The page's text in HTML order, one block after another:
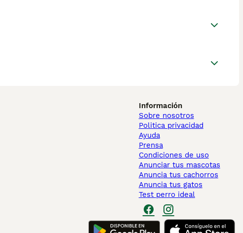
Información
Sobre nosotros
Politica privacidad
Ayuda
Prensa
Condiciones de uso
Anunciar tus mascotas
Anuncia tus cachorros
Anuncia tus gatos
Test perro ideal